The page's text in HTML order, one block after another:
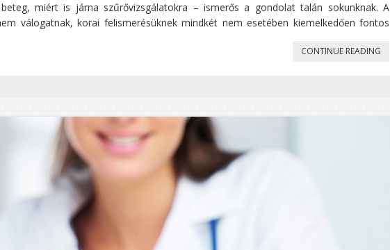
miért is járna szűrővizsgálatokra – ismerős a gondolat talán sokunknak. A
válogatnak, korai felismerésüknek mindkét nem esetében kiemelkedően fontos
CONTINUE READING